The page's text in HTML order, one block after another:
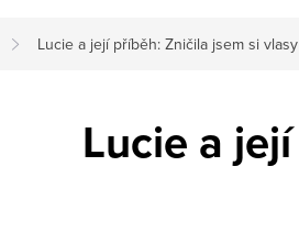
Lucie a její příběh: Zničila jsem si
Lucie a